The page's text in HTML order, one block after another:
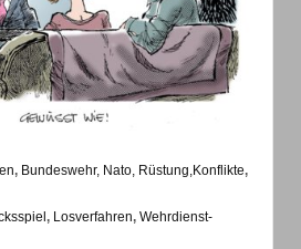
, Bundeswehr, Nato, Rüstung,Konflikte,
, Losverfahren, Wehrdienst-